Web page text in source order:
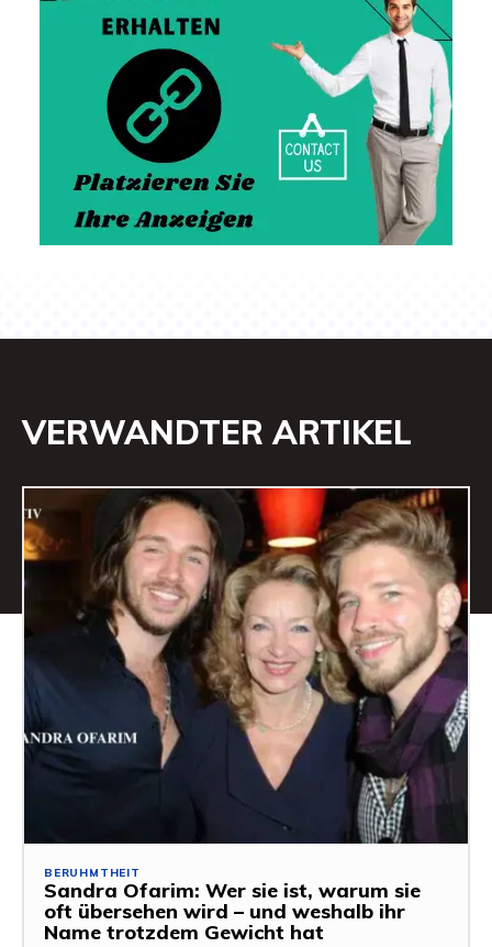
VERWANDTER ARTIKEL
BERUHMTHEIT
Sandra Ofarim: Wer sie ist, warum sie
oft übersehen wird – und weshalb ihr
Name trotzdem Gewicht hat